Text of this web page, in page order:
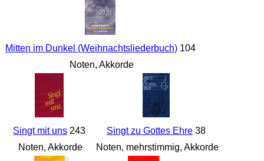
Mitten im Dunkel (Weihnachtsliederbuch)104
Noten, Akkorde
Singt mit uns 243
Noten, Akkorde
Singt zu Gottes Ehre38
Noten, mehrstimmig, Akkorde